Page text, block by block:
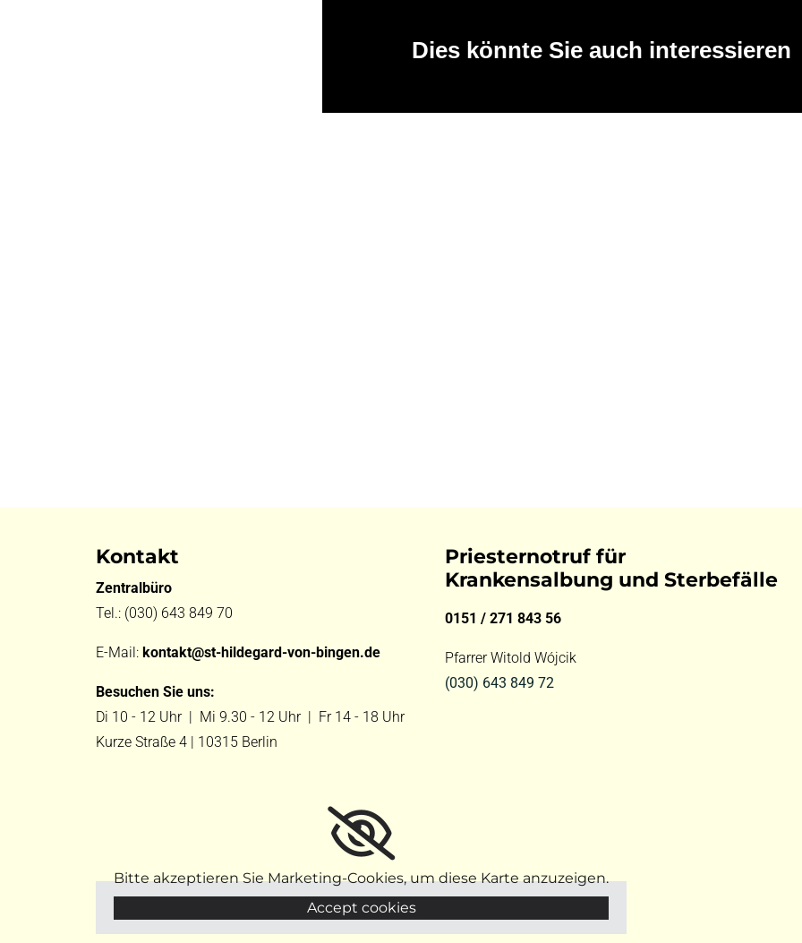
Dies könnte Sie auch interessieren
Kontakt
Zentralbüro
Tel.: (030) 643 849 70
E-Mail: kontakt@st-hildegard-von-bingen.de
Besuchen Sie uns:
Di 10 - 12 Uhr | Mi 9.30 - 12 Uhr | Fr 14 - 18 Uhr
Kurze Straße 4 | 10315 Berlin
Priesternotruf für
Krankensalbung und Sterbefälle
0151 / 271 843 56
Pfarrer Witold Wójcik
(030) 643 849 72
Bitte akzeptieren Sie Marketing-Cookies, um diese Karte anzuzeigen.
Accept cookies